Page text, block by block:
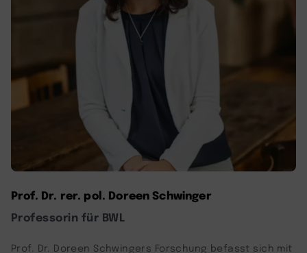
Prof. Dr. rer. pol. Doreen Schwinger
Professorin für BWL
Prof. Dr. Doreen Schwingers Forschung befasst sich mit